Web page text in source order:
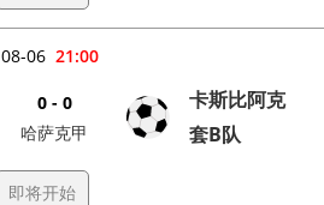
21:00
08-06
0 - 0
哈萨克甲
卡斯比阿克
套B队
即将开始